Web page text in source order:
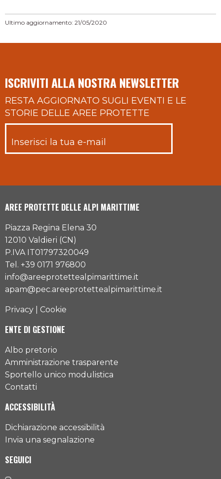
Ultimo aggiornamento: 21/05/2020
ISCRIVITI ALLA NOSTRA NEWSLETTER
RESTA AGGIORNATO SUGLI EVENTI E LE
STORIE DELLE AREE PROTETTE
AREE PROTETTE DELLE ALPI MARITTIME
Piazza Regina Elena 30
12010 Valdieri (CN)
P.IVA IT01797320049
Tel. +39 0171 976800
info@areeprotettealpimarittime.it
apam@pec.areeprotettealpimarittime.it
Privacy Cookie
ENTE DI GESTIONE
Albo pretorio
Amministrazione trasparente
Sportello unico modulistica
Contatti
ACCESSIBILITÀ
Dichiarazione accessibilità
Invia una segnalazione
SEGUICI